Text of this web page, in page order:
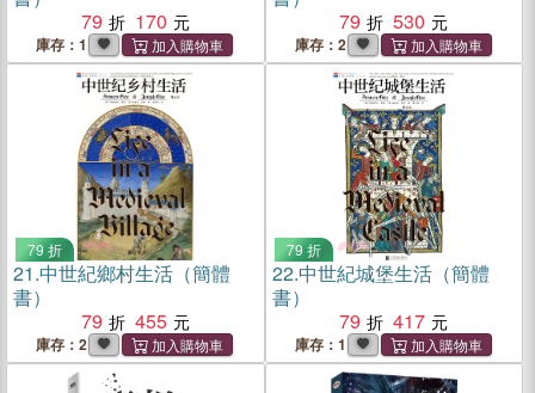
79
170
庫存：1
79
530
庫存：2
79 折
21.中世紀鄉村生活（簡體
書）
79
455
庫存：2
79 折
22.中世紀城堡生活（簡體
書）
79
417
庫存：1